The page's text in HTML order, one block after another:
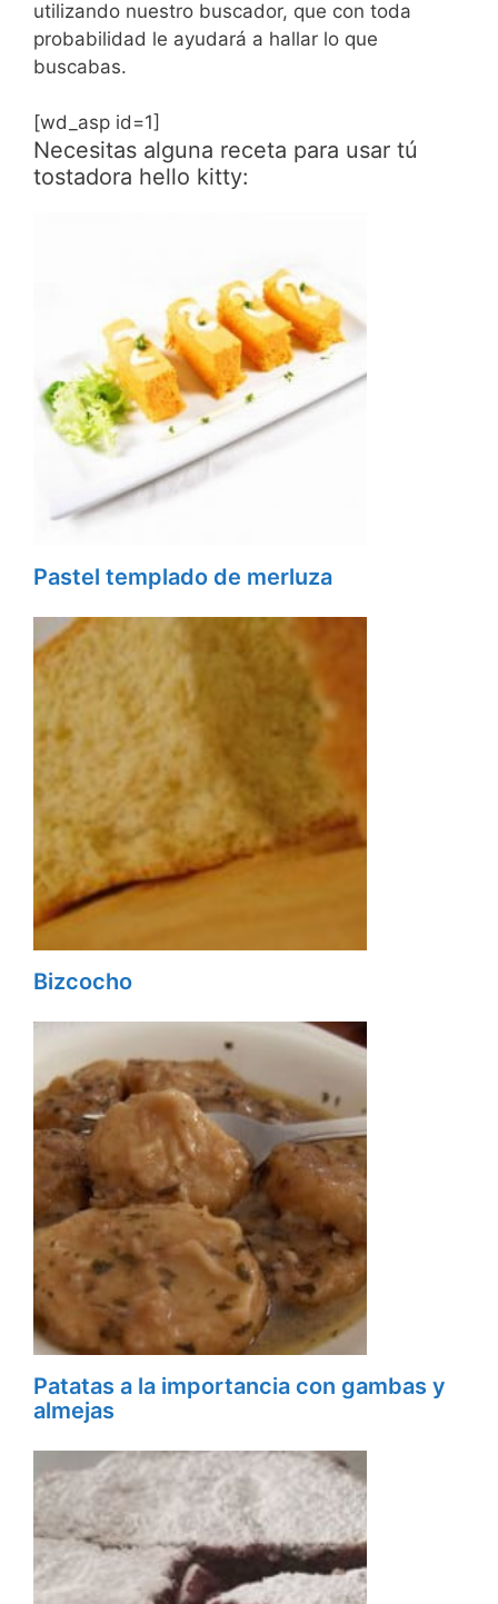
utilizando nuestro buscador, que con toda
probabilidad le ayudará a hallar lo que
buscabas.
[wd_asp id=1]
Necesitas alguna receta para usar tú
tostadora hello kitty:
Pastel templado de merluza
Bizcocho
Patatas a la importancia con gambas y
almejas